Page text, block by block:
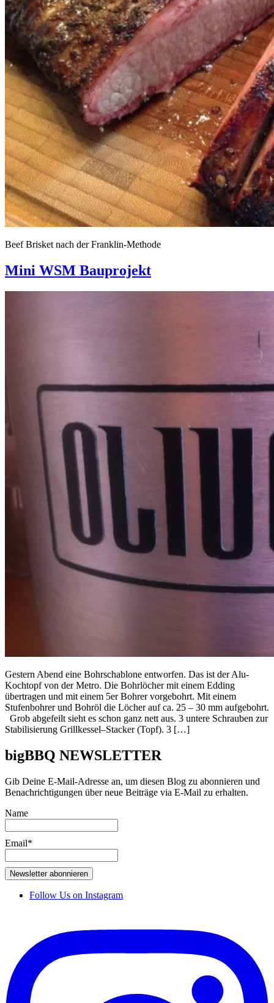
Beef Brisket nach der Franklin-Methode
Mini WSM Bauprojekt
Gestern Abend eine Bohrschablone entworfen. Das ist der Alu-
Kochtopf von der Metro. Die Bohrlöcher mit einem Edding
übertragen und mit einem 5er Bohrer vorgebohrt. Mit einem
Stufenbohrer und Bohröl die Löcher auf ca. 25 – 30 mm aufgebohrt.
Grob abgefeilt sieht es schon ganz nett aus. 3 untere Schrauben zur
Stabilisierung Grillkessel–Stacker (Topf). 3 […]
bigBBQ NEWSLETTER
Gib Deine E-Mail-Adresse an, um diesen Blog zu abonnieren und
Benachrichtigungen über neue Beiträge via E-Mail zu erhalten.
Name
Email*
Follow Us on Instagram